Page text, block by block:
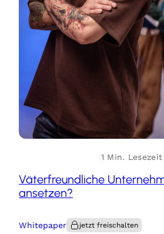
1 Min. Lesezeit
Väterfreundliche
ansetzen?
Whitepaper